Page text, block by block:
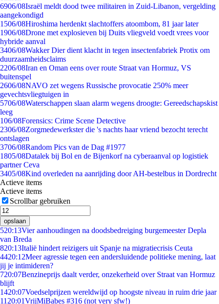
6906/08Israël meldt dood twee militairen in Zuid-Libanon, vergelding
aangekondigd
1506/08Hiroshima herdenkt slachtoffers atoombom, 81 jaar later
1906/08Drone met explosieven bij Duits vliegveld voedt vrees voor
hybride aanval
3406/08Wakker Dier dient klacht in tegen insectenfabriek Protix om
duurzaamheidsclaims
2206/08Iran en Oman eens over route Straat van Hormuz, VS
buitenspel
2606/08NAVO zet wegens Russische provocatie 250% meer
gevechtsvliegtuigen in
5706/08Waterschappen slaan alarm wegens droogte: Gereedschapskist
leeg
106/08Forensics: Crime Scene Detective
2306/08Zorgmedewerkster die 's nachts haar vriend bezocht terecht
ontslagen
3706/08Random Pics van de Dag #1977
1805/08Datalek bij Bol en de Bijenkorf na cyberaanval op logistiek
partner Ceva
3405/08Kind overleden na aanrijding door AH-bestelbus in Dordrecht
Actieve items
Actieve items
Scrollbar gebruiken
opslaan
520:13Vier aanhoudingen na doodsbedreiging burgemeester Depla
van Breda
820:13Italië hindert reizigers uit Spanje na migratiecrisis Ceuta
4420:12Meer agressie tegen een andersluidende politieke mening, laat
jij je intimideren?
720:07Benzineprijs daalt verder, onzekerheid over Straat van Hormuz
blijft
1420:07Voedselprijzen wereldwijd op hoogste niveau in ruim drie jaar
11 20:01VrijMiBabes #316 (not very sfw!)